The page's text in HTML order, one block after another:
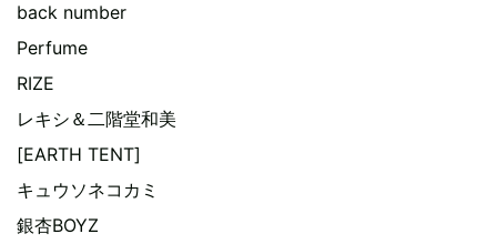
back number
Perfume
RIZE
レキシ＆二階堂和美
[EARTH TENT]
キュウソネコカミ
銀杏BOYZ